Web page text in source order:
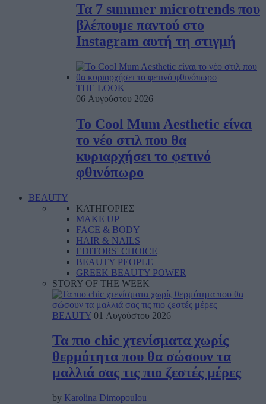
Τα 7 summer microtrends που
βλέπουμε παντού στο
Instagram αυτή τη στιγμή
THE LOOK
06 Αυγούστου 2026
To Cool Mum Aesthetic είναι
το νέο στιλ που θα
κυριαρχήσει το φετινό
φθινόπωρο
BEAUTY
ΚΑΤΗΓΟΡΙΕΣ
MAKE UP
FACE & BODY
HAIR & NAILS
EDITORS' CHOICE
BEAUTY PEOPLE
GREEK BEAUTY POWER
STORY OF THE WEEK
BEAUTY 01 Αυγούστου 2026
Τα πιο chic χτενίσματα χωρίς
θερμότητα που θα σώσουν τα
μαλλιά σας τις πιο ζεστές μέρες
by Karolina Dimopoulou